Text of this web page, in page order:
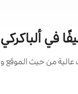
في ألباكركي
من حيث الموقع